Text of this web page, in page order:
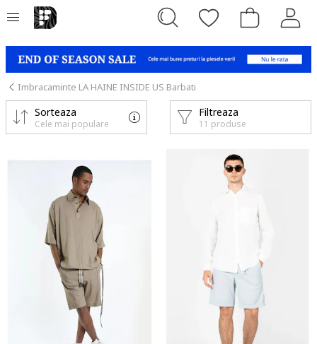
Imbracaminte LA HAINE INSIDE US Barbati
Filtreaza
11 produse
Sorteaza
Cele mai populare